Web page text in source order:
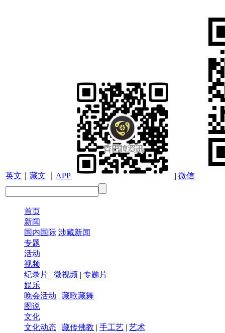
英文 藏文 APP | 微信
首页
新闻
国内国际 涉藏新闻
专题
活动
视频
纪录片 | 微视频 | 专题片
娱乐
晚会活动 | 藏歌藏舞
图说
文化
文化动态 | 藏传佛教 | 手工艺 | 艺术